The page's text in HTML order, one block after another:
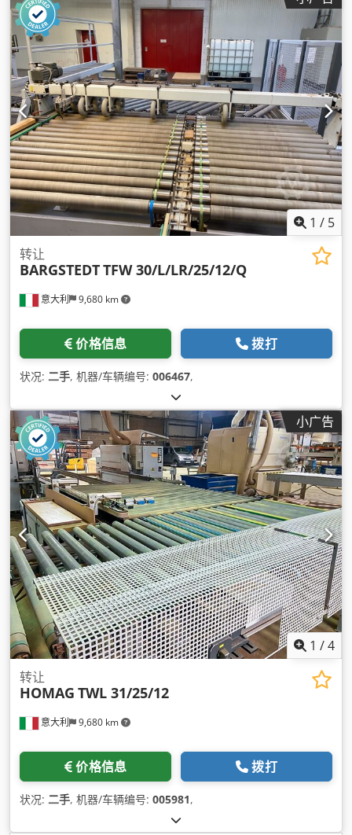
1 / 5
意大利 9,680 km
转让
BARGSTEDTTFW 30/L/LR/25/12/Q
价格信息 拨打
状况: 二手, 机器/车辆编号: 006467,
小广告
1 /4
意大利 9,680 km
转让
HOMAG TWL 31/25/12
价格信息 拨打
状况: 二手, 机器/车辆编号: 005981,